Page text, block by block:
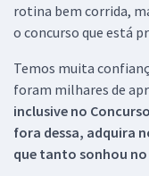
rotina bem corrida,
o concurso que está
Temos muita
foram milhares de
inclusive no
fora dessa, adquira
que tanto sonhou